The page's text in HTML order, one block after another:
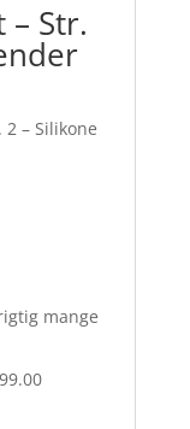
– Str.
2 – Silikone
mange